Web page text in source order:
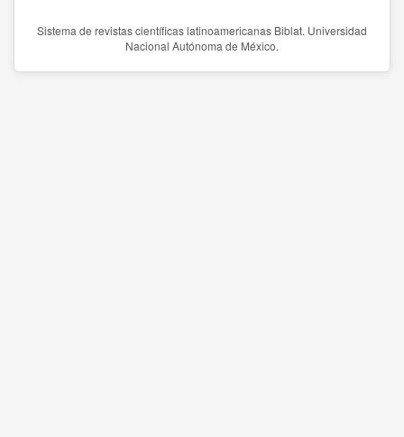
Sistema de revistas científicas latinoamericanas Biblat. Universidad
Nacional Autónoma de México.